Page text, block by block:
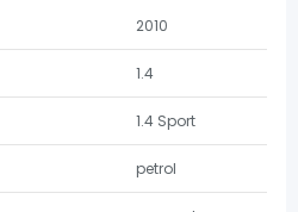
2010
1.4
1.4 Sport
petrol